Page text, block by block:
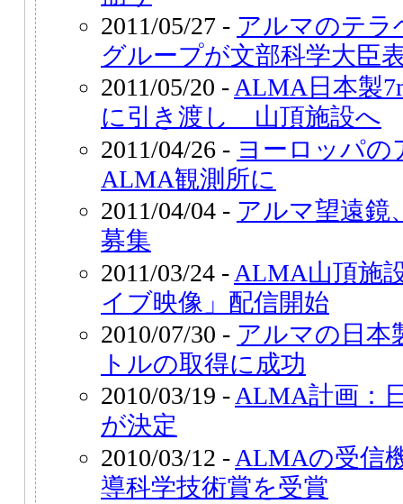
2011/05/27 - アルマのテラ
グループが文部科学大臣
2011/05/20 -ALMA日本製
に引き渡し 山頂施設へ
2011/04/26 - ヨーロッパの
ALMA観測所に
2011/04/04 - アルマ望遠鏡
募集
2011/03/24 - ALMA山頂施
イブ映像」配信開始
2010/07/30 - アルマの日本
トルの取得に成功
2010/03/19 -ALMA計画：
が決定
2010/03/12 - ALMAの受信
導科学技術賞を受賞